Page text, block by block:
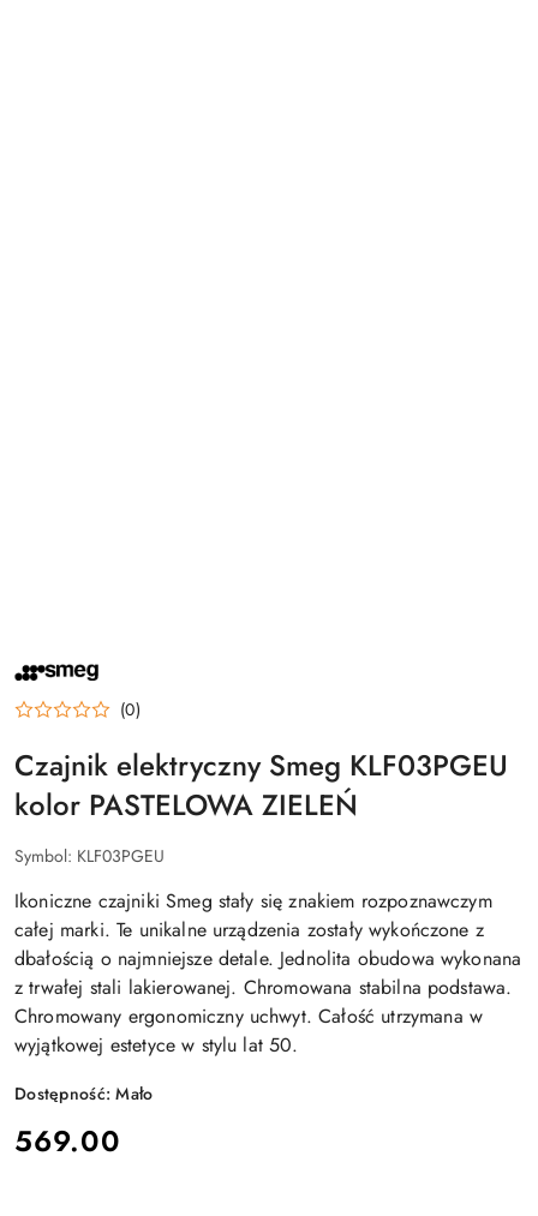
NAZWA
PRODUCENTA:
SMEG (0)
Czajnik elektryczny Smeg KLF03PGEU
kolor PASTELOWA ZIELEŃ
Symbol: KLF03PGEU
Ikoniczne czajniki Smeg stały się znakiem rozpoznawczym
całej marki. Te unikalne urządzenia zostały wykończone z
dbałością o najmniejsze detale. Jednolita obudowa wykonana
z trwałej stali lakierowanej. Chromowana stabilna podstawa.
Chromowany ergonomiczny uchwyt. Całość utrzymana w
wyjątkowej estetyce w stylu lat 50.
Dostępność:Mało
cena:
569.00